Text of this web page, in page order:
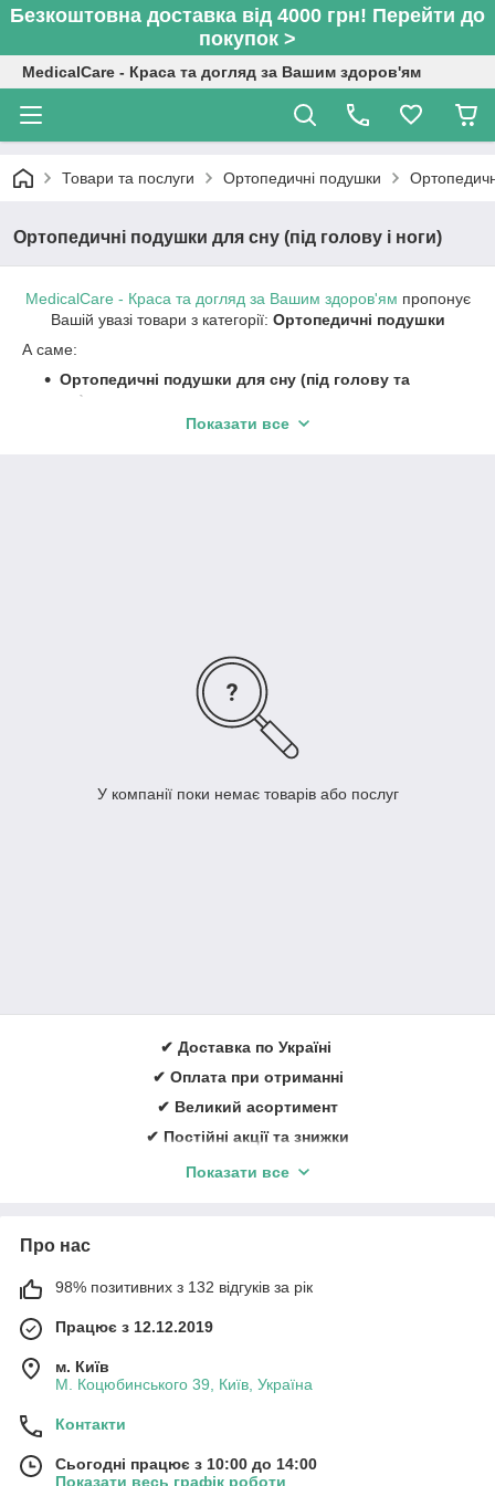
Безкоштовна доставка від 4000 грн! Перейти до
покупок >
MedicalCare - Краса та догляд за Вашим здоров'ям
Товари та послуги Ортопедичні подушки
Ортопедичні подушки для сну (під голову і ноги)
MedicalCare - Краса та догляд за Вашим здоров'ям пропонує
Вашій увазі товари з категорії: Ортопедичні подушки
А саме:
Ортопедичні подушки для сну (під голову та
ноги)
Ортопедичні подушки для дітей
medicare.in.ua
Показати все
У компанії поки немає товарів або послуг
✔ Доставка по Україні
✔ Оплата при отриманні
✔ Великий асортимент
✔ Постійні акції та знижки
✔ Консультації із лікування ран
Показати все
Про нас
98% позитивних з 132 відгуків за рік
Працює з 12.12.2019
м. Київ
М. Коцюбинського 39, Київ, Україна
Контакти
Сьогодні працює з 10:00 до 14:00
Показати весь графік роботи